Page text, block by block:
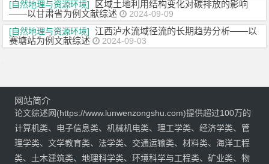
[自然地理与资源环境]
区域土地利用结构变化对碳排放的影响
——以甘肃省为例文献综述
2024-09-09
[自然地理与资源环境]
江西泸水流域径流的长期趋势分析——以
赛塘站为例文献综述
2024-09-03
网站简介
论文综述网(https://www.lunwenzongshu.com)提供超过100万的
计算机类、电子信息类、机械机电类、理工学类、经济学类、管
理学类、文学教育类、法学类、交通运输类、材料类、海洋工程
类、土木建筑类、地理科学类、环境科学与工程类、矿业类、物